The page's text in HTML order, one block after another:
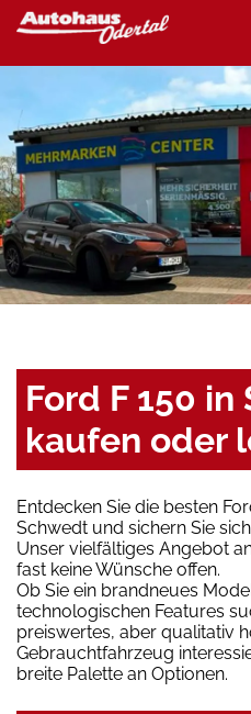
Ford F 150
kaufen oder
Entdecken Sie die besten
Schwedt und sichern Sie
Unser vielfältiges Angebot
fast keine Wünsche offen.
Ob Sie ein brandneues
technologischen Features
preiswertes, aber qualitativ
Gebrauchtfahrzeug
breite Palette an Optionen.